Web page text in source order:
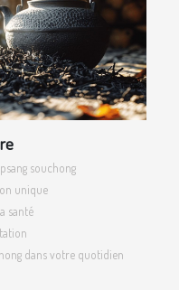
souchong
unique
santé
dans votre quotidien